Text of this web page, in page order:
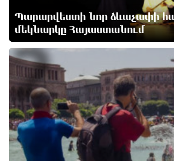
Մոդին համաշխարհային
միլիոն դիտում՝ 24 ժամում
23-ամյա ուսանողի մշակած
հարավկորեական App Store-ում
նույնիսկ Google Maps-ը
Ռուսաստանի տարածքում
ուկրաինական 360 անօդաչու
Պարարվեստի նոր ձևաչափի
մեկնարկը Հայաստանում
2